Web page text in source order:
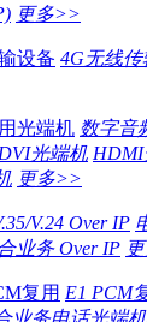
更多>>
设备 4G无线
光端机 数字音
DVI光端机
更多>>
V.24 Over IP
业务 Over IP
复用 E1 PCM
业务电话光端机